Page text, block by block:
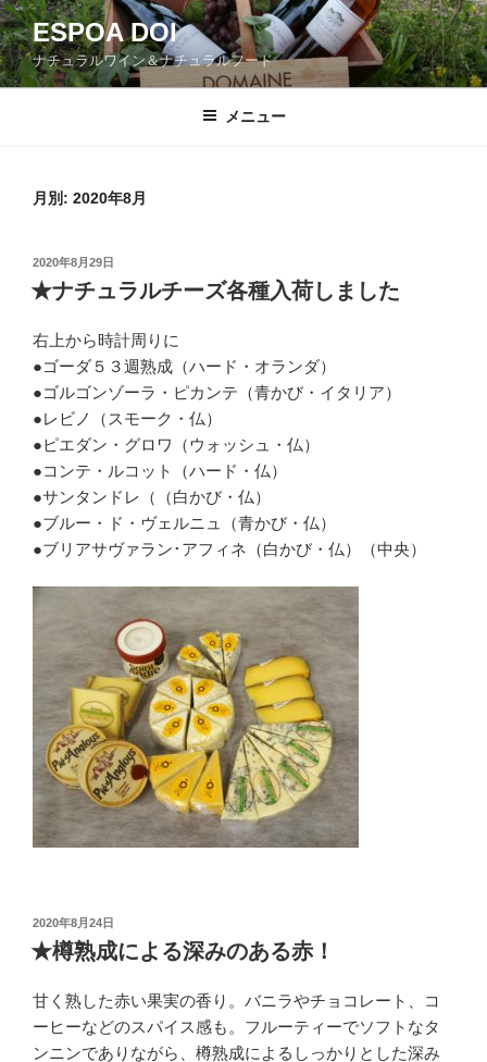
コ
ン
テ
ン
ESPOA DOI
ナチュラルワイン＆ナチュラルフード
メニュー
月別: 2020年8月
投
稿
日:
2020年8月29日
★ナチュラルチーズ各種入荷しました
右上から時計周りに
●ゴーダ５３週熟成（ハード・オランダ）
●ゴルゴンゾーラ・ピカンテ（青かび・イタリア）
●レビノ（スモーク・仏）
●ピエダン・グロワ（ウォッシュ・仏）
●コンテ・ルコット（ハード・仏）
●サンタンドレ（（白かび・仏）
●ブルー・ド・ヴェルニュ（青かび・仏）
●ブリアサヴァラン･アフィネ（白かび・仏）（中央）
投
稿
日:
2020年8月24日
★樽熟成による深みのある赤！
甘く熟した赤い果実の香り。バニラやチョコレート、コ
ーヒーなどのスパイス感も。フルーティーでソフトなタ
ンニンでありながら、樽熟成によるしっかりとした深み